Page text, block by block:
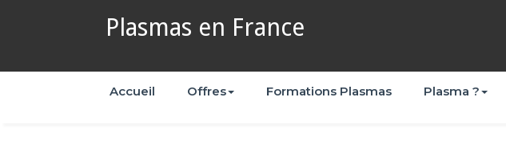
Plasmas en France
Accueil Offres Formations Plasmas Plasma ?